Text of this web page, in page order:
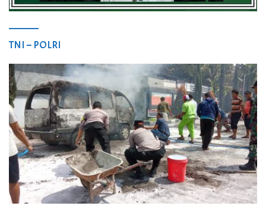
TNI – POLRI